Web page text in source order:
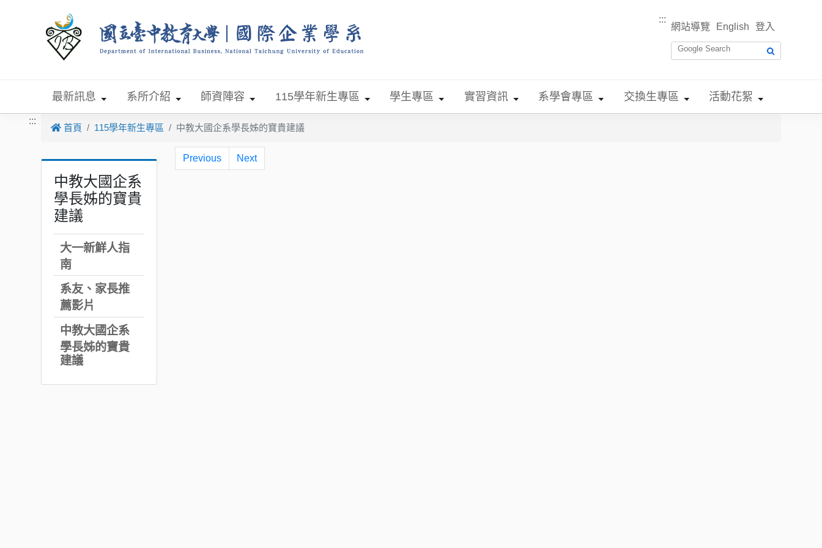
:::
網站導覽 English 登入
最新訊息 系所介紹 師資陣容 115學年新生專區 學生專區 實習資訊 系學會專區 交換生專區 活動花絮
:::
首頁 115學年新生專區 中教大國企系學長姊的寶貴建議
中教大國企系
學長姊的寶貴
建議
大一新鮮人指
南
系友、家長推
薦影片
中教大國企系
學長姊的寶貴
建議
Previous Next